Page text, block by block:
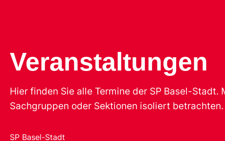
Veranstaltungen
Hier finden Sie alle Termine der SP Basel-
Sachgruppen oder Sektionen isoliert betrachten.
SP Basel-Stadt